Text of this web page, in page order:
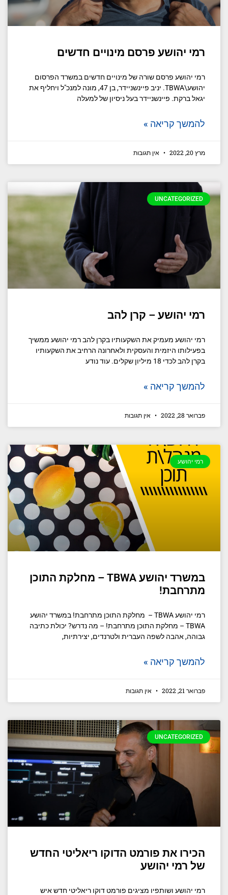
רמי יהושע פרסם מינויים חדשים
רמי יהושע פרסם שורה של מינויים חדשים במשרד הפרסום
יהושע\TBWA. יניב פיינשניידר, בן 47, מונה למנכ"ל ויחליף את
יגאל ברקת. פיינשניידר בעל ניסיון של למעלה
להמשך קריאה »
מרץ 20, 2022 אין תגובות
UNCATEGORIZED
רמי יהושע – קרן להב
רמי יהושע מעמיק את השקעותיו בקרן להב רמי יהושע ממשיך
בפעילותו היזמית והעסקית ולאחרונה הרחיב את השקעותיו
בקרן להב לכדי 18 מיליון שקלים. עוד נודע
להמשך קריאה »
פברואר 28, 2022 אין תגובות
רמי יהושע
במשרד יהושע TBWA – מחלקת התוכן
מתרחבת!
רמי יהושע TBWA – מחלקת התוכן מתרחבת! במשרד יהושע
TBWA – מחלקת התוכן מתרחבת! – מה נדרש? יכולת כתיבה
גבוהה, אהבה לשפה העברית ולטרנדים, יצירתיות,
להמשך קריאה »
פברואר 21, 2022 אין תגובות
UNCATEGORIZED
הכירו את פורמט הדוקו ריאליטי החדש
של רמי יהושע
רמי יהושע ושותפיו מציגים פורמט דוקו ריאליטי חדש איש